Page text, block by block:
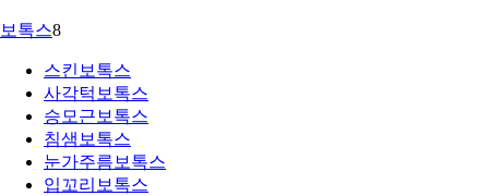
보톡스8
스킨보톡스
사각턱보톡스
승모근보톡스
침샘보톡스
눈가주름보톡스
입꼬리보톡스